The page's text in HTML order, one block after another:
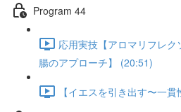
Program 44
応用実技【アロマリフレ
腸のアプローチ】 (20:51)
【イエスを引き出す〜一